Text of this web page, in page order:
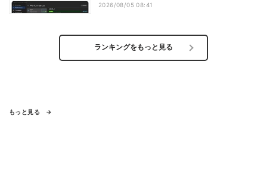
2026/08/05 08:41
ランキングをもっと見る
もっと見る